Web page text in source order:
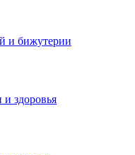
и бижутерии
и здоровья